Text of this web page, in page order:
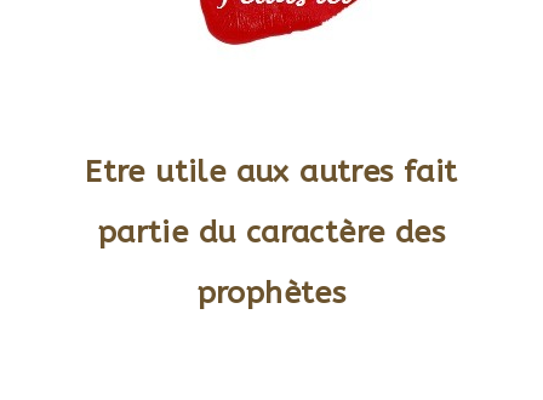
Etre utile aux autres fait
partie du caractère des
prophètes